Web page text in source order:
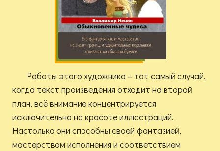
Работы этого художника – тот самый случай,
когда текст произведения отходит на второй
план, всё внимание концентрируется
исключительно на красоте иллюстраций.
Настолько они способны своей фантазией,
мастерством исполнения и соответствием